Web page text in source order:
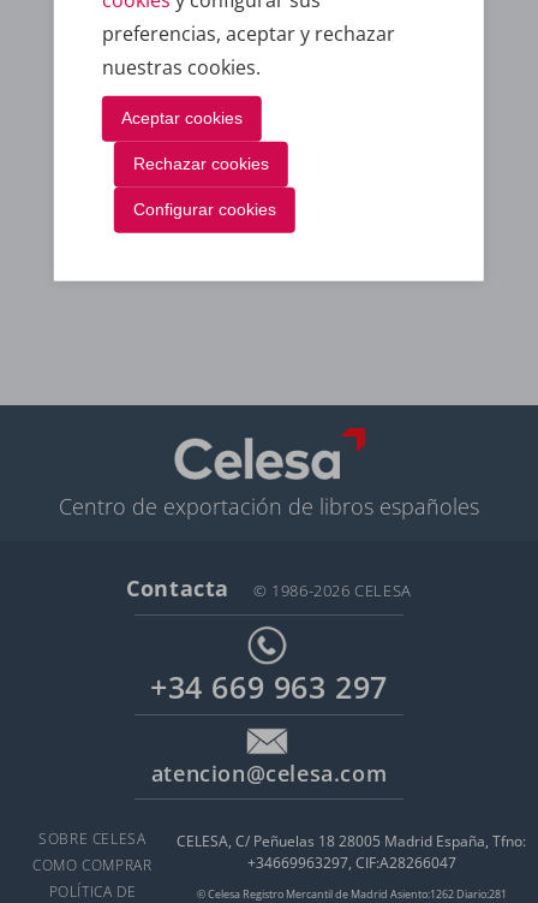
preferencias, aceptar y rechazar
nuestras cookies.
Aceptar cookies
Rechazar cookies
Configurar cookies
Centro de exportación de libros españoles
Contacta © 1986-2026 CELESA
+34 669 963 297
atencion@celesa.com
SOBRE CELESA
COMO COMPRAR
POLÍTICA DE
CELESA, C/ Peñuelas 18 28005 Madrid España, Tfno:
+34669963297, CIF:A28266047
© Celesa Registro Mercantil de Madrid Asiento:1262 Diario:281